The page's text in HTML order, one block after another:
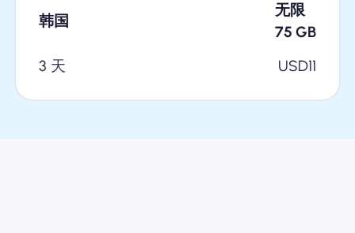
韩国
无限
75 GB
3 天
USD11